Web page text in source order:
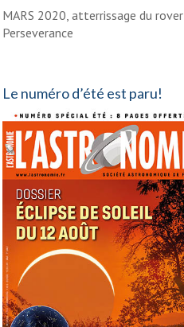
MARS 2020, atterrissage du rover
Perseverance
Le numéro d’été est paru!